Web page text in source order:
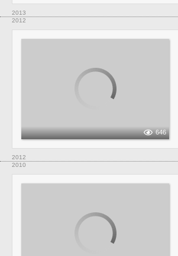
2013
2012
646
2012
2010